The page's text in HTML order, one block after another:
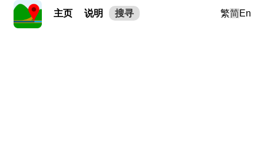
主页 说明 搜寻 繁简En